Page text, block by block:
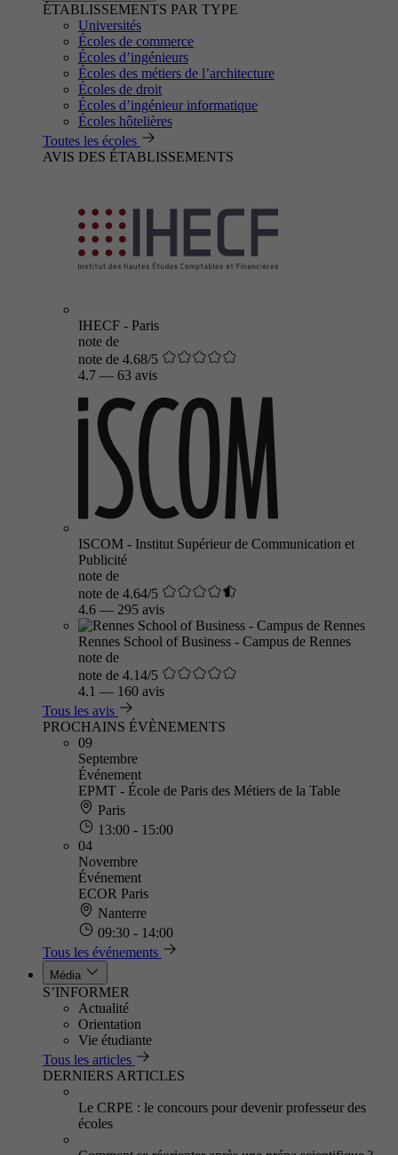
ÉTABLISSEMENTS PAR TYPE
Universités
Écoles de commerce
Écoles d’ingénieurs
Écoles des métiers de l’architecture
Écoles de droit
Écoles d’ingénieur informatique
Écoles hôtelières
Toutes les écoles
AVIS DES ÉTABLISSEMENTS
IHECF - Paris
note de
note de 4.68/5
4.7 — 63 avis
ISCOM - Institut Supérieur de Communication et
Publicité
note de
note de 4.64/5
4.6 — 295 avis
Rennes School of Business - Campus de Rennes
note de
note de 4.14/5
4.1 — 160 avis
Tous les avis
PROCHAINS ÉVÈNEMENTS
09
Septembre
Événement
EPMT - École de Paris des Métiers de la Table
Paris
13:00 - 15:00
04
Novembre
Événement
ECOR Paris
Nanterre
09:30 - 14:00
Tous les événements
Média
S’INFORMER
Actualité
Orientation
Vie étudiante
Tous les articles
DERNIERS ARTICLES
Le CRPE : le concours pour devenir professeur des
écoles